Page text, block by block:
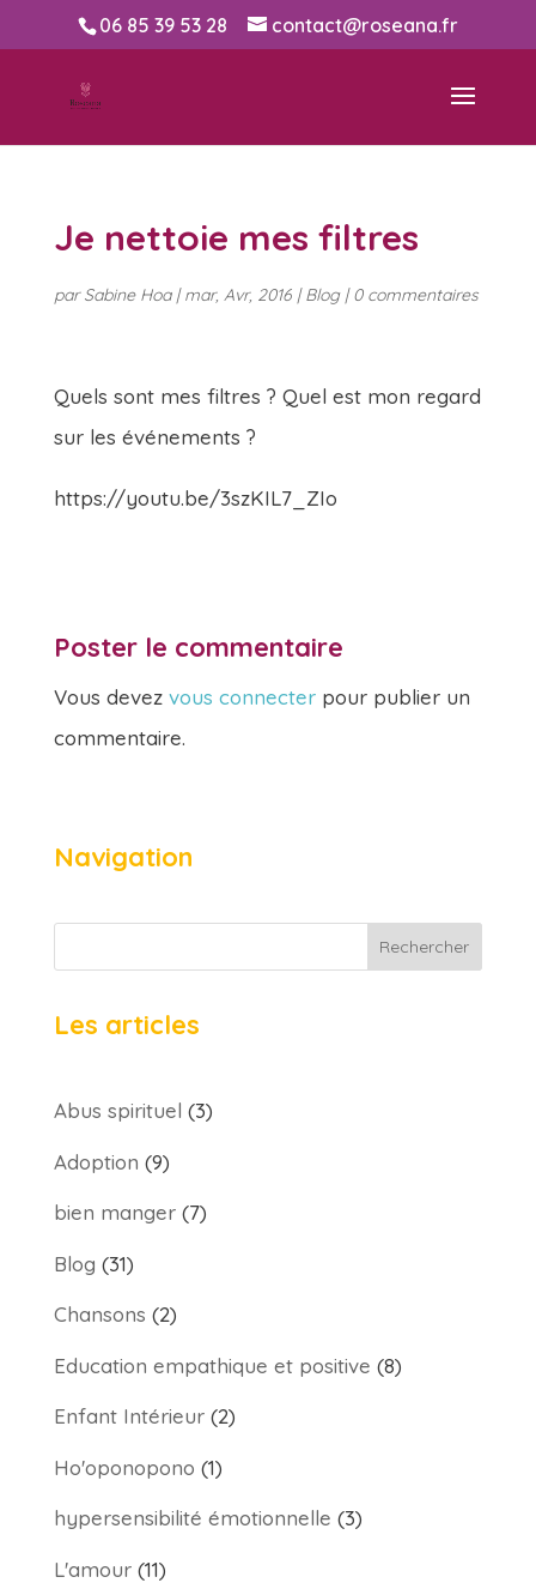
06 85 39 53 28 contact@roseana.fr
Je nettoie mes filtres
parSabine Hoa|mar, Avr, 2016|Blog|0 commentaires
Quels sont mes filtres ? Quel est mon regard
sur les événements ?
https://youtu.be/3szKIL7_ZIo
Poster le commentaire
Vous devez vous connecterpour publier un
commentaire.
Navigation
Rechercher
Les articles
Abus spirituel (3)
Adoption (9)
bien manger(7)
Blog (31)
Chansons (2)
Education empathique et positive (8)
Enfant Intérieur(2)
Ho'oponopono (1)
hypersensibilité émotionnelle (3)
L'amour(11)